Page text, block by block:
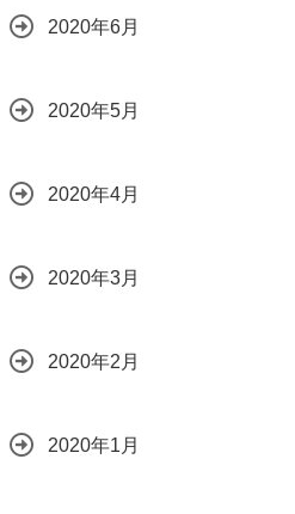
2020年6月
2020年5月
2020年4月
2020年3月
2020年2月
2020年1月